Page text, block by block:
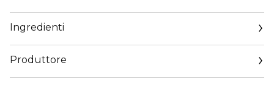
abbondantemente. Non richiede tempo di posa.
Ingredienti
Produttore